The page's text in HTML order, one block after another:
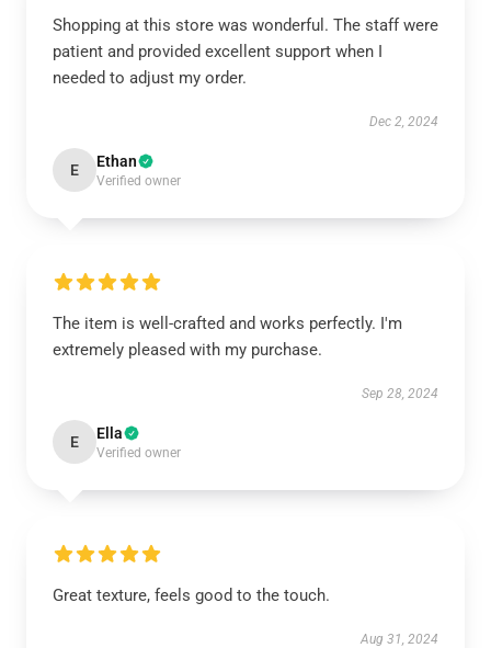
Shopping at this store was wonderful. The staff were
patient and provided excellent support when I
needed to adjust my order.
Dec 2, 2024
E Ethan
Verified owner
The item is well-crafted and works perfectly. I'm
extremely pleased with my purchase.
Sep 28, 2024
E Ella
Verified owner
Great texture, feels good to the touch.
Aug 31, 2024